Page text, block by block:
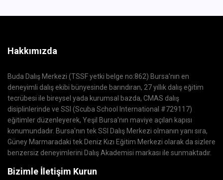
Hakkımızda
Buda Dalış Merkezi (TSSF yetki belge no:862) Bursa'nın en
deneyimli dalış ekibi bünyesinde barındıran, 27 yıllık dalış eğitim
tecrübesi ile bireysel yada kurumsal bazda, CMAS dalış
disiplinlerinde ve SSI (Scuba School International #729117)
eğitimler düzenleyerek, Yeşil Bursa'nın maviye açılan kapısı
konumundadır. Bursa'nın tek SSI Dalış Merkezi olmanın yanı sıra,
Güney Marmaradaki tek Deniz Kızı Eğitim Merkezi olarak da sizlere
benzersiz deneyimlerini Dalış Akademisi markası ile sunmaktadır.
Bizimle İletişim Kurun